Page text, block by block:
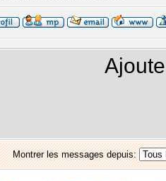
Montrer les messages depuis: